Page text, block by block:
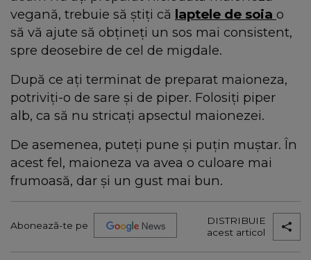
vegană, trebuie să știți că laptele de soia o
să vă ajute să obțineți un sos mai consistent,
spre deosebire de cel de migdale.
După ce ați terminat de preparat maioneza,
potriviți-o de sare și de piper. Folosiți piper
alb, ca să nu stricați apsectul maionezei.
De asemenea, puteți pune și puțin muștar. În
acest fel, maioneza va avea o culoare mai
frumoasă, dar și un gust mai bun.
Abonează-te pe
DISTRIBUIE
acest articol